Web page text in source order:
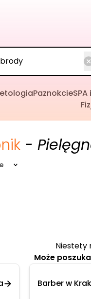
Paznokcie
-
Niestety
Może
Barber w